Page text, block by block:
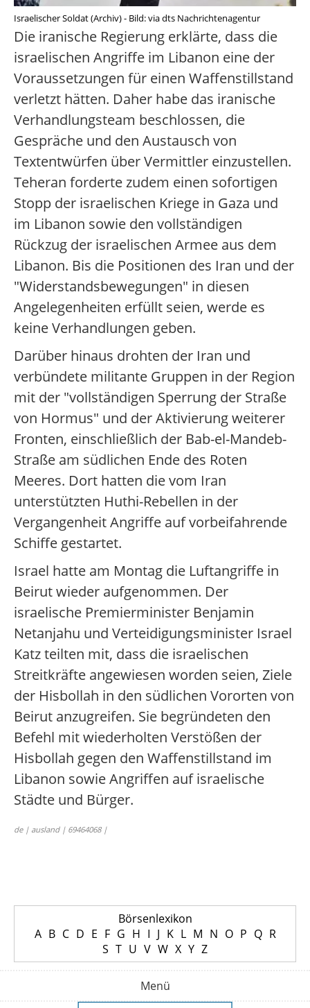
Israelischer Soldat (Archiv) - Bild: via dts Nachrichtenagentur
Die iranische Regierung erklärte, dass die
israelischen Angriffe im Libanon eine der
Voraussetzungen für einen Waffenstillstand
verletzt hätten. Daher habe das iranische
Verhandlungsteam beschlossen, die
Gespräche und den Austausch von
Textentwürfen über Vermittler einzustellen.
Teheran forderte zudem einen sofortigen
Stopp der israelischen Kriege in Gaza und
im Libanon sowie den vollständigen
Rückzug der israelischen Armee aus dem
Libanon. Bis die Positionen des Iran und der
"Widerstandsbewegungen" in diesen
Angelegenheiten erfüllt seien, werde es
keine Verhandlungen geben.
Darüber hinaus drohten der Iran und
verbündete militante Gruppen in der Region
mit der "vollständigen Sperrung der Straße
von Hormus" und der Aktivierung weiterer
Fronten, einschließlich der Bab-el-Mandeb-
Straße am südlichen Ende des Roten
Meeres. Dort hatten die vom Iran
unterstützten Huthi-Rebellen in der
Vergangenheit Angriffe auf vorbeifahrende
Schiffe gestartet.
Israel hatte am Montag die Luftangriffe in
Beirut wieder aufgenommen. Der
israelische Premierminister Benjamin
Netanjahu und Verteidigungsminister Israel
Katz teilten mit, dass die israelischen
Streitkräfte angewiesen worden seien, Ziele
der Hisbollah in den südlichen Vororten von
Beirut anzugreifen. Sie begründeten den
Befehl mit wiederholten Verstößen der
Hisbollah gegen den Waffenstillstand im
Libanon sowie Angriffen auf israelische
Städte und Bürger.
de | ausland | 69464068 |
Börsenlexikon
A B C D E F G H I J K L M N O P Q R
S T U V W X Y Z
Menü